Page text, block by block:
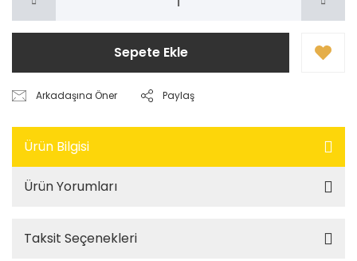
Sepete Ekle
Arkadaşına Öner Paylaş
Ürün Bilgisi
Ürün Yorumları
Taksit Seçenekleri